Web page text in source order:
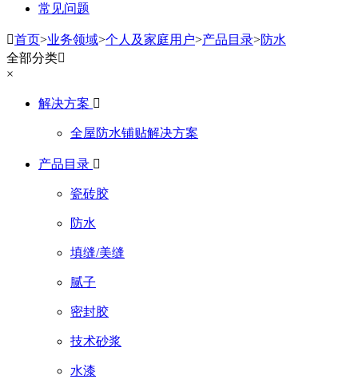
常见问题
首页>业务领域>个人及家庭用户>产品目录>防水
全部分类
×
解决方案 
全屋防水铺贴解决方案
产品目录 
瓷砖胶
防水
填缝/美缝
腻子
密封胶
技术砂浆
水漆